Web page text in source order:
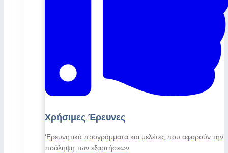
Χρήσιμες Έρευνες
‘Ερευνητικά προγράμματα και μελέτες που αφορούν την
πρόληψη των εξαρτήσεων